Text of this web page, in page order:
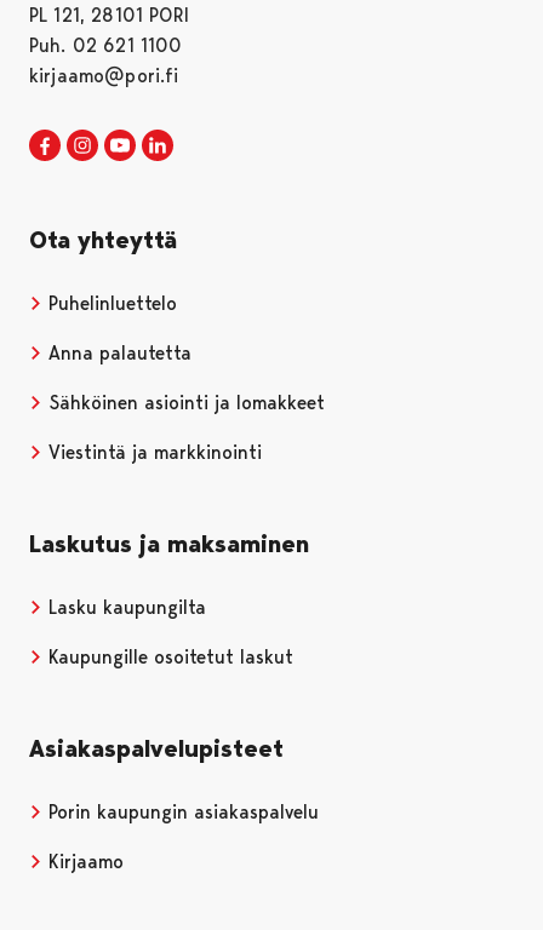
PL 121, 28101 PORI
Puh. 02 621 1100
kirjaamo@pori.fi
Porin kaupunki Facebookissa
Avautuu uudessa välilehdessä
Porin kaupunki Instagramissa
Avautuu uudessa välilehdessä
Porin kaupunki Youtubessa
Avautuu uudessa välilehdessä
Ota yhteyttä
Puhelinluettelo
Anna palautetta
Sähköinen asiointi ja lomakkeet
Viestintä ja markkinointi
Laskutus ja maksaminen
Lasku kaupungilta
Kaupungille osoitetut laskut
Asiakaspalvelupisteet
Porin kaupungin asiakaspalvelu
Kirjaamo